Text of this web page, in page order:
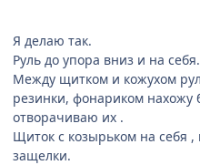
Я делаю так.
Руль до упора вниз и на себя.
Между щитком и кожухом
резинки, фонариком нахожу
отворачиваю их .
Щиток с козырьком на себя
защелки.